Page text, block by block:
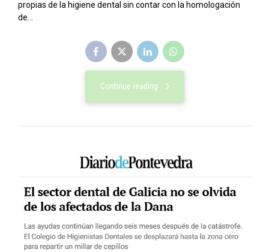
propias de la higiene dental sin contar con la homologación
de...
Continue reading